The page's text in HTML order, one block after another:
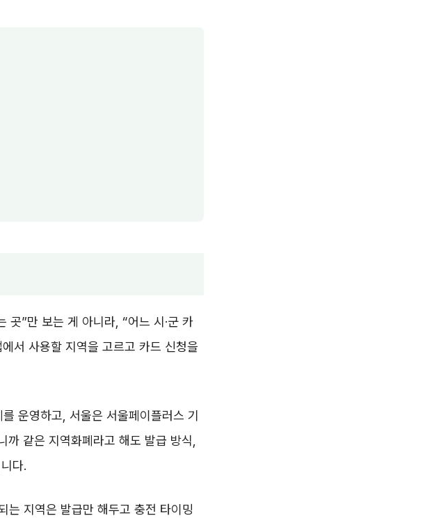
곳”만 보는 게 아니라, “어느 시·군 카
서 사용할 지역을 고르고 카드 신청을
운영하고, 서울은 서울페이플러스 기
같은 지역화폐라고 해도 발급 방식,
다.
는 지역은 발급만 해두고 충전 타이밍